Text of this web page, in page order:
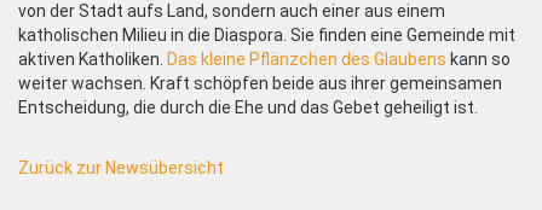
von der Stadt aufs Land, sondern auch einer aus einem
katholischen Milieu in die Diaspora. Sie finden eine Gemeinde mit
aktiven Katholiken. Das kleine Pflänzchen des Glaubens kann so
weiter wachsen. Kraft schöpfen beide aus ihrer gemeinsamen
Entscheidung, die durch die Ehe und das Gebet geheiligt ist.
Zurück zur Newsübersicht